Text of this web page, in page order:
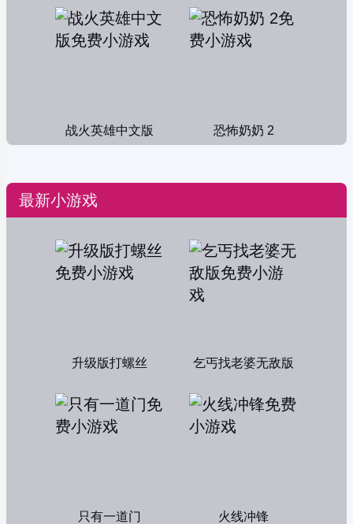
战火英雄中文版 恐怖奶奶 2
最新小游戏
升级版打螺丝 乞丐找老婆无敌版
只有一道门 火线冲锋